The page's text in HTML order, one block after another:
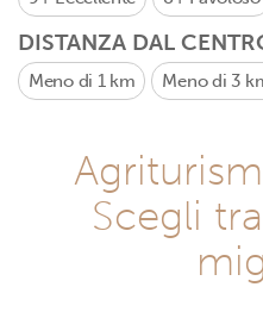
DISTANZA DAL
Meno di 1 km Meno di 3
Scegli